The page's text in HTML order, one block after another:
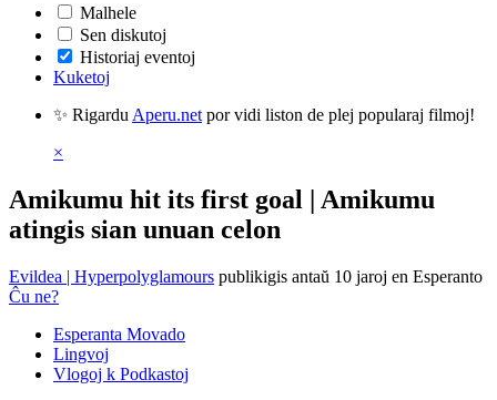
Malhele
Sen diskutoj
Historiaj eventoj
Kuketoj
✨ Rigardu Aperu.net por vidi liston de plej popularaj filmoj!
×
Amikumu hit its first goal | Amikumu
atingis sian unuan celon
Evildea | Hyperpolyglamours publikigis antaŭ 10 jaroj en Esperanto
Ĉu ne?
Esperanta Movado
Lingvoj
Vlogoj k Podkastoj